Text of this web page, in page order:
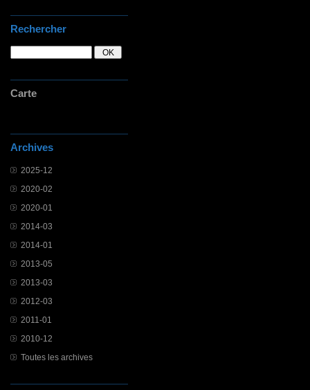
Rechercher
Carte
Archives
2025-12
2020-02
2020-01
2014-03
2014-01
2013-05
2013-03
2012-03
2011-01
2010-12
Toutes les archives